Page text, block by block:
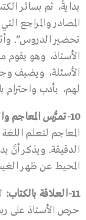
بدايةً، ثم بسائر
المصادر والمراجع
تحضير الدروس”.
الأستاذ، وهو
الأسئلة، ويضيف
لهم، بأدب واحترام
10- تمرُّس المعاجم
المعاجم لتعلم
الدقيقة. ويذكر أنَّ
المحيط عن ظهر
11- العلاقة بالكتاب:
حرص الأستاذ على